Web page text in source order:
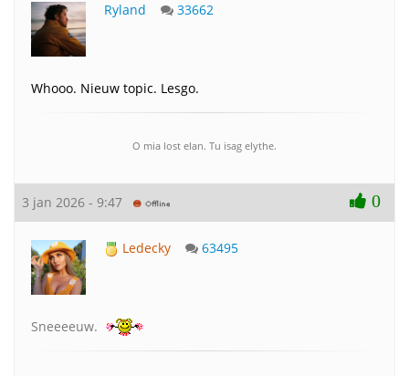
Ryland 33662
Whooo. Nieuw topic. Lesgo.
O mia lost elan. Tu isag elythe.
3 jan 2026 - 9:47 0
Ledecky 63495
Sneeeeuw.